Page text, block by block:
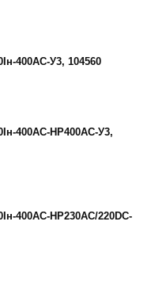
400AC-У3, 104560
400AC-НР400AC-У3,
400AC-НР230AC/220DC-